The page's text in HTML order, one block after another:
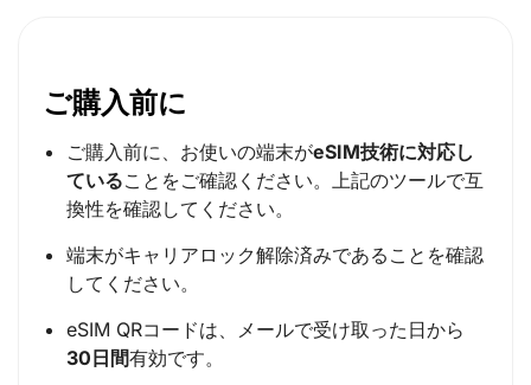
ご購入前に
ご購入前に、お使いの端末がeSIM技術に対応し
ていることをご確認ください。上記のツールで互
換性を確認してください。
端末がキャリアロック解除済みであることを確認
してください。
eSIM QRコードは、メールで受け取った日から
30日間有効です。